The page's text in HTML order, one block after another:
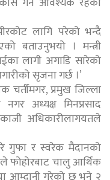
लागि परेको भन्दै
बताउनुभयो । मन्त्री
लागी अगाडि सारेको
सृजना गर्छ ।’
चर्तीमगर, प्रमुख जिल्ला
नगर अध्यक्ष मिनप्रसाद
अधिकारीलागयतले
गुफा र स्वरेक मैदानको
फोहोरबाट चालु आर्थिक